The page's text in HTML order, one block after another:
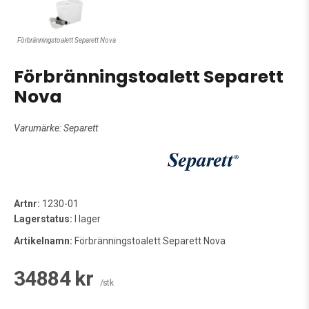
Förbränningstoalett Separett Nova
Förbränningstoalett Separett
Nova
Varumärke:Separett
Artnr: 1230-01
Lagerstatus: I lager
Artikelnamn: Förbränningstoalett Separett Nova
34884 kr /stk